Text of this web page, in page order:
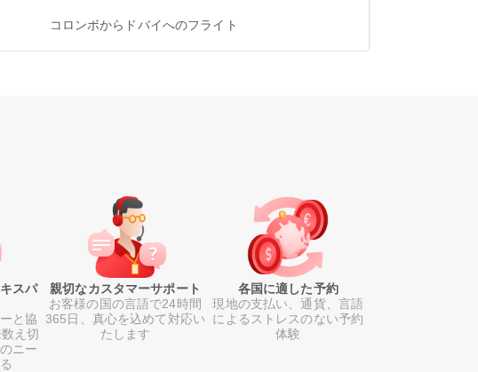
コロンボからドバイへのフライト
スパ
と協
え切
ニー
親切なカスタマーサポート
お客様の国の言語で24時間
365日、真心を込めて対応い
たします
各国に適した予約
現地の支払い、通貨、言語
によるストレスのない予約
体験